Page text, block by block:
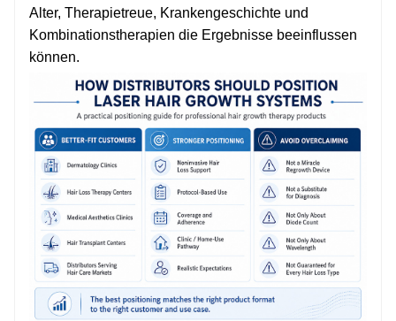
Alter, Therapietreue, Krankengeschichte und
Kombinationstherapien die Ergebnisse beeinflussen
können.